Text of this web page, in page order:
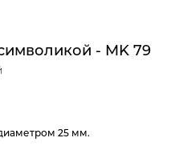
- MK 79
25 мм.